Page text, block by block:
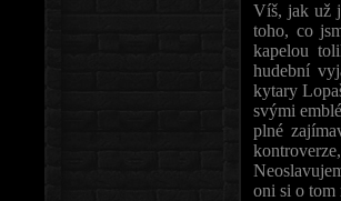
Víš, jak už
toho, co
kapelou
hudební
kytary
svými
plné
oni si o tom